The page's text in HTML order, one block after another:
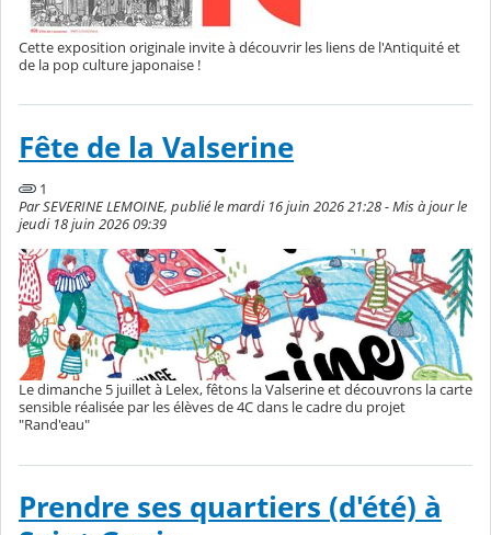
Cette exposition originale invite à découvrir les liens de l'Antiquité et
de la pop culture japonaise !
Fête de la Valserine
1
Par SEVERINE LEMOINE, publié le mardi 16 juin 2026 21:28 - Mis à jour le
jeudi 18 juin 2026 09:39
Le dimanche 5 juillet à Lelex, fêtons la Valserine et découvrons la carte
sensible réalisée par les élèves de 4C dans le cadre du projet
"Rand'eau"
Prendre ses quartiers (d'été) à